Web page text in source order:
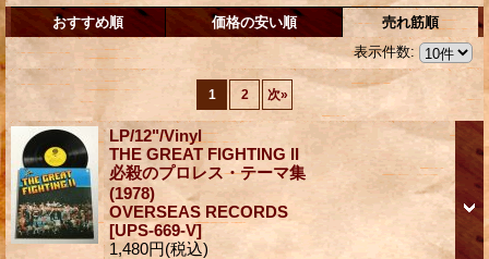
おすすめ順 価格の安い順
売れ筋順
表示件数:
1 2 次»
LP/12"/Vinyl
THE GREAT FIGHTING II
必殺のプロレス・テーマ集
(1978)
OVERSEAS RECORDS
[UPS-669-V]
1,480円(税込)